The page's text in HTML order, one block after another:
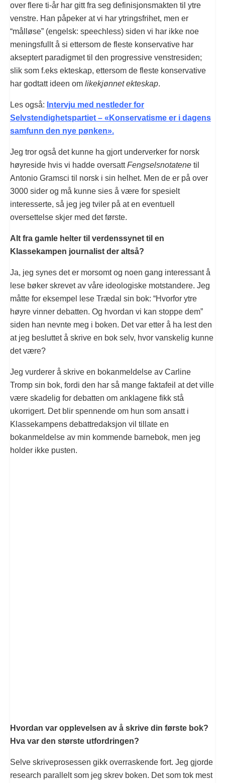
over flere ti-år har gitt fra seg definisjonsmakten til ytre
venstre. Han påpeker at vi har ytringsfrihet, men er
“målløse” (engelsk: speechless) siden vi har ikke noe
meningsfullt å si ettersom de fleste konservative har
akseptert paradigmet til den progressive venstresiden;
slik som f.eks ekteskap, ettersom de fleste konservative
har godtatt ideen om likekjønnet ekteskap.
Les også: Intervju med nestleder for
Selvstendighetspartiet – «Konservatisme er i dagens
samfunn den nye pønken».
Jeg tror også det kunne ha gjort underverker for norsk
høyreside hvis vi hadde oversattFengselsnotatene til
Antonio Gramsci til norsk i sin helhet. Men de er på over
3000 sider og må kunne sies å være for spesielt
interesserte, så jeg jeg tviler på at en eventuell
oversettelse skjer med det første.
Alt fra gamle helter til verdenssynet til en
Klassekampen journalist der altså?
Ja, jeg synes det er morsomt og noen gang interessant å
lese bøker skrevet av våre ideologiske motstandere. Jeg
måtte for eksempel lese Trædal sin bok: “Hvorfor ytre
høyre vinner debatten. Og hvordan vi kan stoppe dem”
siden han nevnte meg i boken. Det var etter å ha lest den
at jeg besluttet å skrive en bok selv, hvor vanskelig kunne
det være?
Jeg vurderer å skrive en bokanmeldelse av Carline
Tromp sin bok, fordi den har så mange faktafeil at det ville
være skadelig for debatten om anklagene fikk stå
ukorrigert. Det blir spennende om hun som ansatt i
Klassekampens debattredaksjon vil tillate en
bokanmeldelse av min kommende barnebok, men jeg
holder ikke pusten.
Hvordan var opplevelsen av å skrive din første bok?
Hva var den største utfordringen?
Selve skriveprosessen gikk overraskende fort. Jeg gjorde
research parallelt som jeg skrev boken. Det som tok mest